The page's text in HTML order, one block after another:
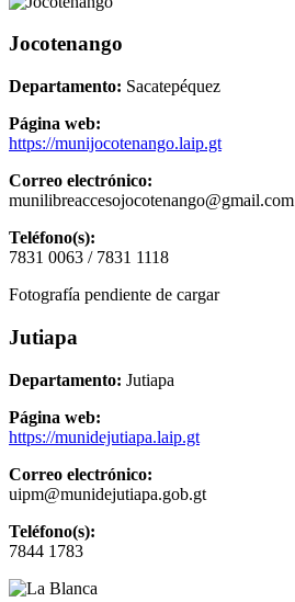
Jocotenango
Departamento: Sacatepéquez
Página web:
https://munijocotenango.laip.gt
Correo electrónico:
munilibreaccesojocotenango@gmail.com
Teléfono(s):
7831 0063 / 7831 1118
Fotografía pendiente de cargar
Jutiapa
Departamento: Jutiapa
Página web:
https://munidejutiapa.laip.gt
Correo electrónico:
uipm@munidejutiapa.gob.gt
Teléfono(s):
7844 1783